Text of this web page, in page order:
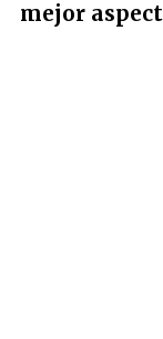
mejor